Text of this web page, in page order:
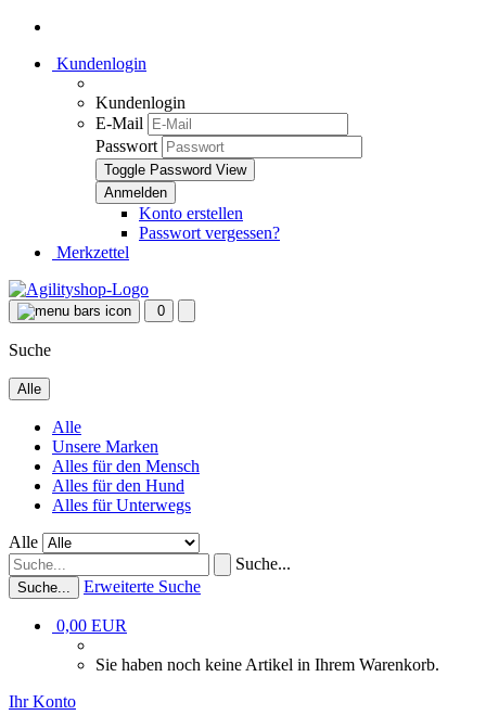
Kundenlogin
Kundenlogin
E-Mail
Passwort
Toggle Password View
Konto erstellen
Passwort vergessen?
Merkzettel
0
Suche
Alle
Alle
Unsere Marken
Alles für den Mensch
Alles für den Hund
Alles für Unterwegs
Alle
Suche...
Suche... Erweiterte Suche
0,00 EUR
Sie haben noch keine Artikel in Ihrem Warenkorb.
Ihr Konto